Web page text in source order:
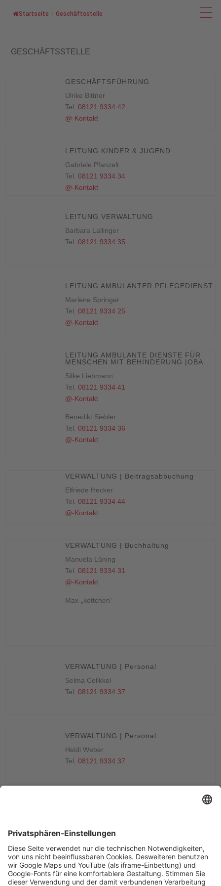
Startseite Geschäftsstelle
GESCHÄFTSSTELLE
GESCHÄFTSFÜHRUNG
Ulrike Bittner
Tel. 08121 9334 42
@-Kontakt
LEITUNG KINDER & JUGEND
Gabriele Pfanzelt
Tel. 08121 9334 34
@-Kontakt
LEITUNG VERWALTUNG
Barbara Lallinger
Tel. 08121 9334 35
LEITUNG AMBULANTER PFLEGEDIENST
Marlene Springer
Tel. 08121 9334 25
@-Kontakt
LEITUNG AMBULANTE DIENSTE FÜR
MENSCHEN MIT BEHINDERUNG |OBA
Silke Liebmann
Tel. 08121 9334 41
@-Kontakt
Benedikt Siebler
Tel. 08121 9334 36
@-Kontakt
VERWALTUNG | Beitragsabbuchung
Elfriede Hecker
Tel. 08121 9334 44
@-Kontakt
VERWALTUNG | Buchhaltung
Manuela Lüning
Tel. 08121 9334 31
@-Kontakt
Max-„kottchen“
VERWALTUNG | Personal
Selma Celikkol
Tel. 08121 9334 37
VERWALTUNG | Personal
Heidi Weber
Tel. 08121 9334 37
Tel.0177 7157019
BETRIEBSRAT